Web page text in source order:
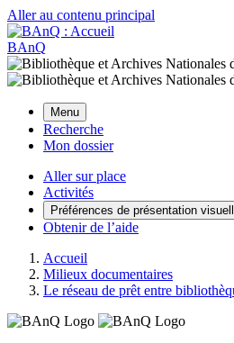
Aller au contenu principal
BAnQ
Menu
Recherche
Mon dossier
Aller sur place
Activités
Préférences de présentation
Obtenir de l’aide
Accueil
Milieux documentaires
Le réseau de prêt entre